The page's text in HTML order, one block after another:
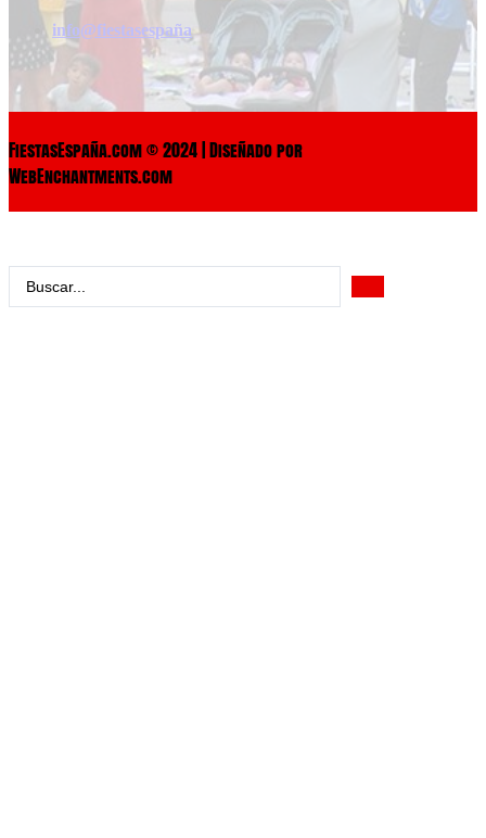
info@fiestasespaña
FiestasEspaña.com © 2024 | Diseñado por
WebEnchantments.com